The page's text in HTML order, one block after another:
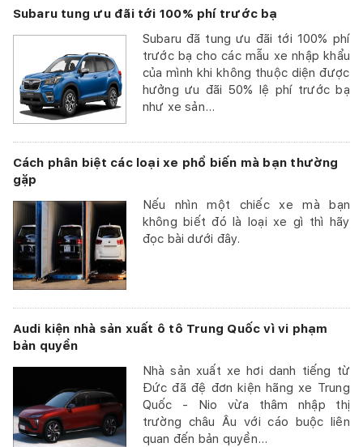
Subaru tung ưu đãi tới 100% phí trước bạ
Subaru đã tung ưu đãi tới 100% phí
trước bạ cho các mẫu xe nhập khẩu
của mình khi không thuộc diện được
hưởng ưu đãi 50% lệ phí trước bạ
như xe sản...
Cách phân biệt các loại xe phổ biến mà bạn thường
gặp
Nếu nhìn một chiếc xe mà bạn
không biết đó là loại xe gì thì hãy
đọc bài dưới đây.
Audi kiện nhà sản xuất ô tô Trung Quốc vì vi phạm
bản quyền
Nhà sản xuất xe hơi danh tiếng từ
Đức đã đệ đơn kiện hãng xe Trung
Quốc - Nio vừa thâm nhập thị
trường châu Âu với cáo buộc liên
quan đến bản quyền...